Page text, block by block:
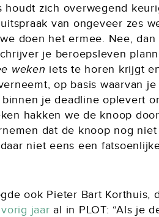
houdt zich overwegend
van ongeveer zes
doen het ermee. Nee, dan
je beroepsleven
weken iets te horen krijgt
op basis waarvan
je deadline oplevert
hakken we de knoop
dat de knoop nog niet
niet eens een
ook Pieter Bart Korthuis,
vorig jaar al in PLOT: “Als je